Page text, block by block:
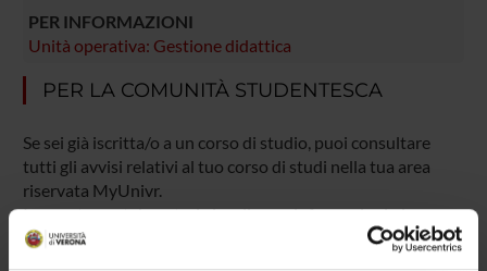
PER INFORMAZIONI
Unità operativa: Gestione didattica
PER LA COMUNITÀ STUDENTESCA
Se sei già iscritta/o a un corso di studio, puoi consultare
tutti gli avvisi relativi al tuo corso di studi nella tua area
riservata MyUnivr.
In questo portale potrai visualizzare informazioni, risorse e
servizi utili che riguardano la tua carriera universitaria